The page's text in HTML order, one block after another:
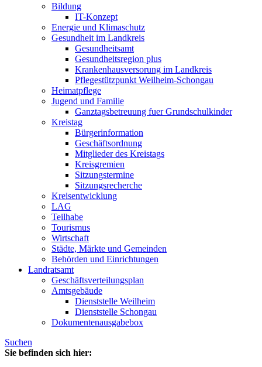
Bildung
IT-Konzept
Energie und Klimaschutz
Gesundheit im Landkreis
Gesundheitsamt
Gesundheitsregion plus
Krankenhausversorung im Landkreis
Pflegestützpunkt Weilheim-Schongau
Heimatpflege
Jugend und Familie
Ganztagsbetreuung fuer Grundschulkinder
Kreistag
Bürgerinformation
Geschäftsordnung
Mitglieder des Kreistags
Kreisgremien
Sitzungstermine
Sitzungsrecherche
Kreisentwicklung
LAG
Teilhabe
Tourismus
Wirtschaft
Städte, Märkte und Gemeinden
Behörden und Einrichtungen
Landratsamt
Geschäftsverteilungsplan
Amtsgebäude
Dienststelle Weilheim
Dienststelle Schongau
Dokumentenausgabebox
Suchen
Sie befinden sich hier: